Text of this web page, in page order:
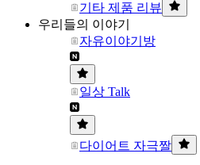
기타 제품 리뷰
우리들의 이야기
자유이야기방
일상 Talk
다이어트 자극짤